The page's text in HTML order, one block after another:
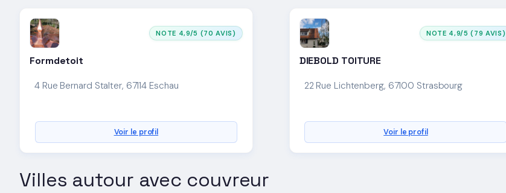
NOTE 4,9/5 (70 AVIS)
Formdetoit
4 Rue Bernard Stalter, 67114 Eschau
Voir le profil
NOTE 4,9/5 (79 AVIS)
DIEBOLD TOITURE
22 Rue Lichtenberg, 67100 Strasbourg
Voir le profil
Villes autour avec couvreur